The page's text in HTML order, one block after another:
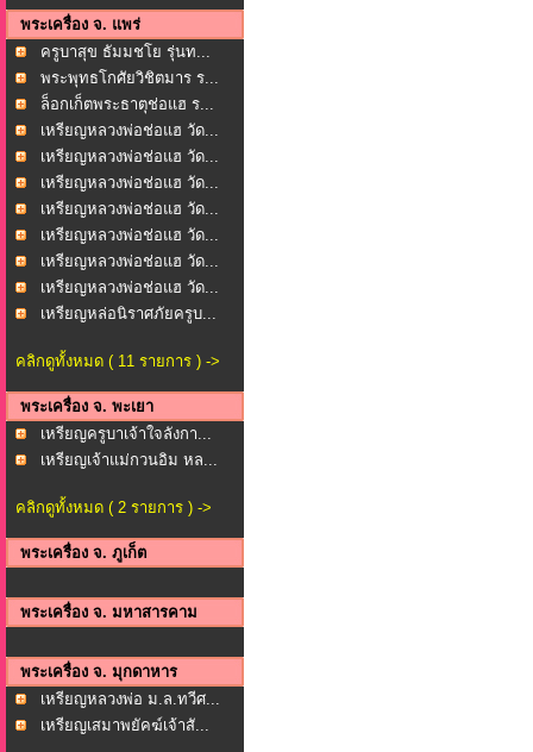
พระเครื่อง จ. แพร่
ครูบาสุข ธัมมชโย รุ่นท...
พระพุทธโกศัยวิชิตมาร ร...
ล็อกเก็ตพระธาตุช่อแฮ ร...
เหรียญหลวงพ่อช่อแฮ วัด...
เหรียญหลวงพ่อช่อแฮ วัด...
เหรียญหลวงพ่อช่อแฮ วัด...
เหรียญหลวงพ่อช่อแฮ วัด...
เหรียญหลวงพ่อช่อแฮ วัด...
เหรียญหลวงพ่อช่อแฮ วัด...
เหรียญหลวงพ่อช่อแฮ วัด...
เหรียญหล่อนิราศภัยครูบ...
คลิกดูทั้งหมด ( 11 รายการ ) ->
พระเครื่อง จ. พะเยา
เหรียญครูบาเจ้าใจลังกา...
เหรียญเจ้าแม่กวนอิม หล...
คลิกดูทั้งหมด ( 2 รายการ ) ->
พระเครื่อง จ. ภูเก็ต
พระเครื่อง จ. มหาสารคาม
พระเครื่อง จ. มุกดาหาร
เหรียญหลวงพ่อ ม.ล.ทวีศ...
เหรียญเสมาพยัคฆ์เจ้าสั...